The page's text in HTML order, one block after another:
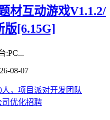
材互动游戏V1.1.2/
版[6.15G]
:PC...
08-07